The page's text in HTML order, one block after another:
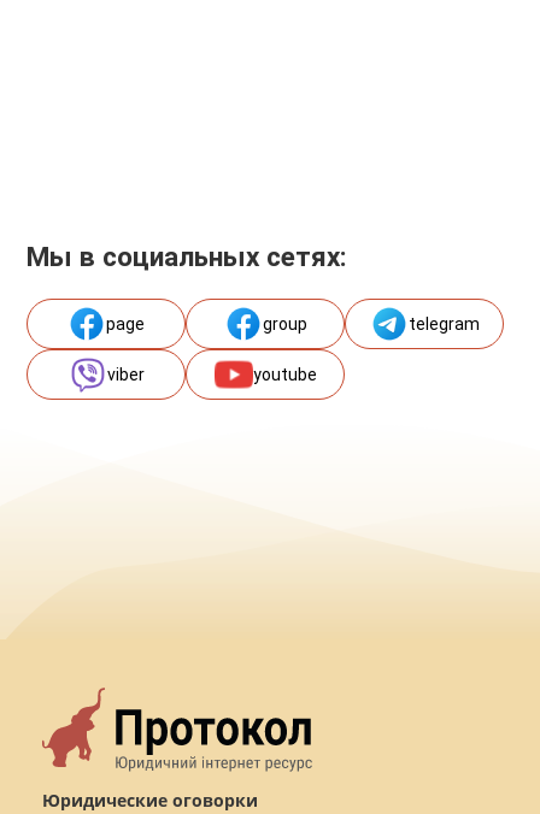
Мы в социальных сетях:
page group telegram
viber youtube
Юридические оговорки